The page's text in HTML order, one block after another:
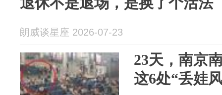
朗威谈星座 2026-07-23
23天，南京
这6处“丢娃